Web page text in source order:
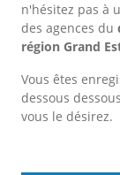
n'hésitez pas à
des agences du
région Grand
Vous êtes
dessous
vous le désirez.